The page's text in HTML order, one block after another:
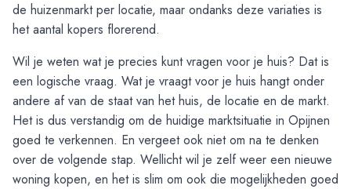
de huizenmarkt per locatie, maar ondanks deze variaties is
het aantal kopers florerend.
Wil je weten wat je precies kunt vragen voor je huis? Dat is
een logische vraag. Wat je vraagt voor je huis hangt onder
andere af van de staat van het huis, de locatie en de markt.
Het is dus verstandig om de huidige marktsituatie in Opijnen
goed te verkennen. En vergeet ook niet om na te denken
over de volgende stap. Wellicht wil je zelf weer een nieuwe
woning kopen, en het is slim om ook die mogelijkheden goed